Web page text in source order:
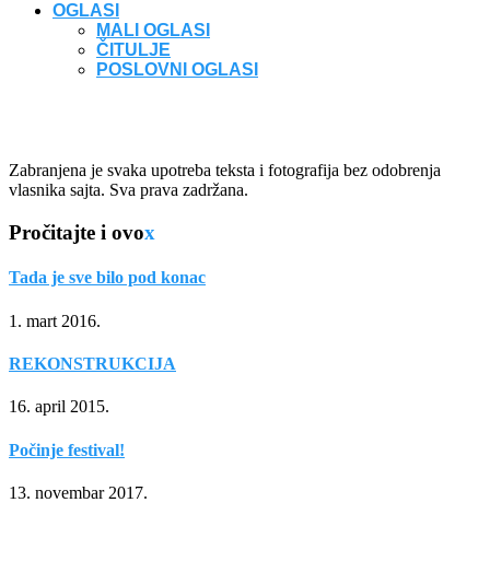
OGLASI
MALI OGLASI
ČITULJE
POSLOVNI OGLASI
Zabranjena je svaka upotreba teksta i fotografija bez odobrenja
vlasnika sajta. Sva prava zadržana.
Pročitajte i ovox
Tada je sve bilo pod konac
1. mart 2016.
REKONSTRUKCIJA
16. april 2015.
Počinje festival!
13. novembar 2017.